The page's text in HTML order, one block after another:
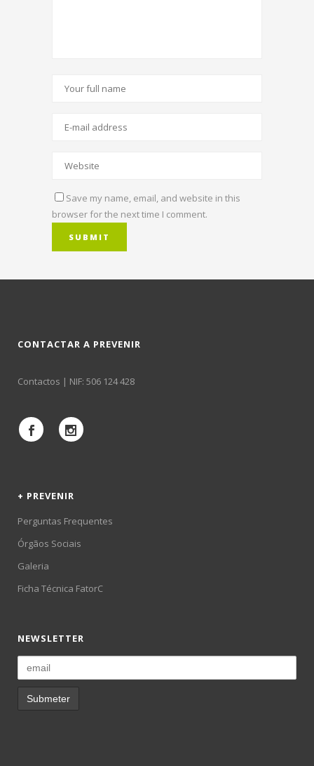
Save my name, email, and website in this
browser for the next time I comment.
CONTACTAR A PREVENIR
Contactos | NIF: 506 124 428
+ PREVENIR
Perguntas Frequentes
Órgãos Sociais
Galeria
Ficha Técnica FatorC
NEWSLETTER